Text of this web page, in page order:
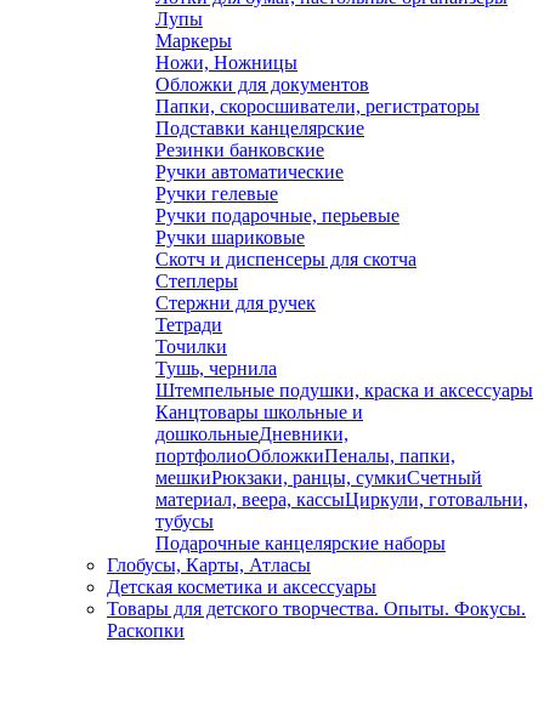
Лупы
Маркеры
Ножи, Ножницы
Обложки для документов
Папки, скоросшиватели, регистраторы
Подставки канцелярские
Резинки банковские
Ручки автоматические
Ручки гелевые
Ручки подарочные, перьевые
Ручки шариковые
Скотч и диспенсеры для скотча
Степлеры
Стержни для ручек
Тетради
Точилки
Тушь, чернила
Штемпельные подушки, краска и аксессуары
Канцтовары школьные и
дошкольныеДневники,
портфолиоОбложкиПеналы, папки,
мешкиРюкзаки, ранцы, сумкиСчетный
материал, веера, кассыЦиркули, готовальни,
тубусы
Подарочные канцелярские наборы
Глобусы, Карты, Атласы
Детская косметика и аксессуары
Товары для детского творчества. Опыты. Фокусы.
Раскопки